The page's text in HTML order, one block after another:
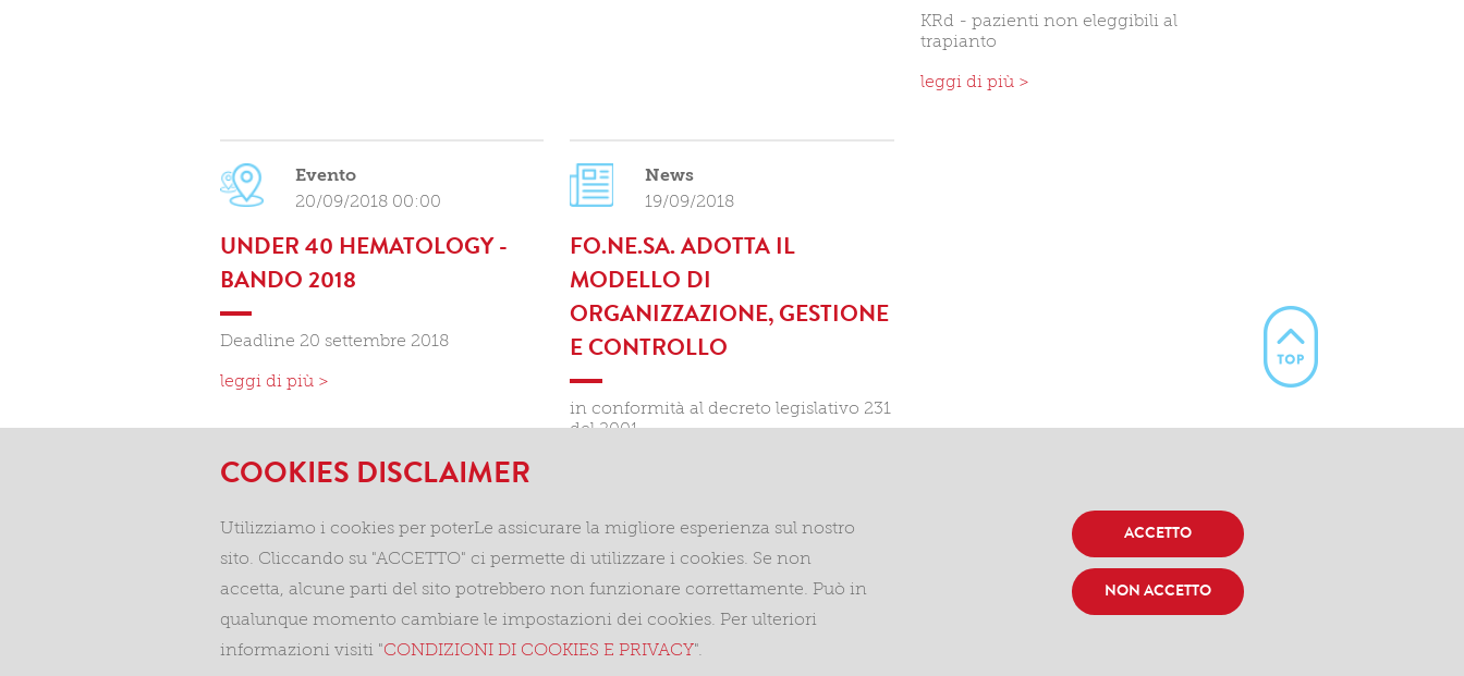
KRd - pazienti non eleggibili al
trapianto
leggi di più >
Evento
20/09/2018 00:00
UNDER 40 HEMATOLOGY -
BANDO 2018
Deadline 20 settembre 2018
leggi di più >
News
19/09/2018
FO.NE.SA. ADOTTA IL
MODELLO DI
ORGANIZZAZIONE, GESTIONE
E CONTROLLO
in conformità al decreto legislativo 231
del 2001.
SUCCESSIVE >
Privacy e cookie
COOKIES DISCLAIMER
Utilizziamo i cookies per poterLe assicurare la migliore esperienza sul nostro
sito. Cliccando su "ACCETTO" ci permette di utilizzare i cookies. Se non
accetta, alcune parti del sito potrebbero non funzionare correttamente. Può in
qualunque momento cambiare le impostazioni dei cookies. Per ulteriori
informazioni visiti "CONDIZIONI DI COOKIES E PRIVACY".
ACCETTO
NON ACCETTO